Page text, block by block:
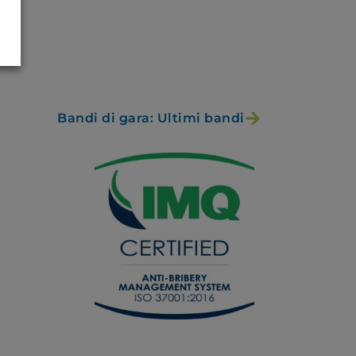
Bandi di gara: Ultimi bandi